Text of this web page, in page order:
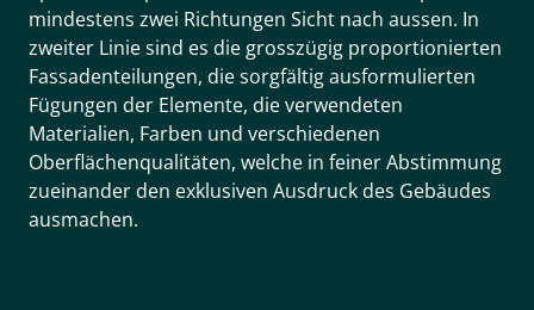
mindestens zwei Richtungen Sicht nach aussen. In
zweiter Linie sind es die grosszügig proportionierten
Fassadenteilungen, die sorgfältig ausformulierten
Fügungen der Elemente, die verwendeten
Materialien, Farben und verschiedenen
Oberflächenqualitäten, welche in feiner Abstimmung
zueinander den exklusiven Ausdruck des Gebäudes
ausmachen.